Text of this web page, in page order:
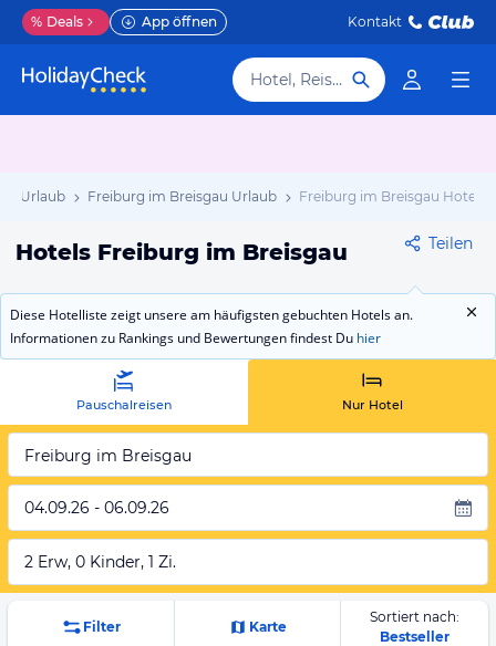
% Deals App öffnen Kontakt
Hotel, Reiseziel
Urlaub Freiburg im Breisgau Urlaub Freiburg im Breisgau Hotels
Hotels Freiburg im Breisgau Teilen
Diese Hotelliste zeigt unsere am häufigsten gebuchten Hotels an.
Informationen zu Rankings und Bewertungen findest Du hier
Pauschalreisen Nur Hotel
Freiburg im Breisgau
04.09.26 - 06.09.26
2 Erw, 0 Kinder, 1 Zi.
Filter Karte
Sortiert nach:
Bestseller